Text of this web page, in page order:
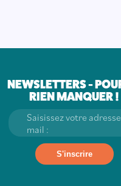
NEWSLETTERS -
RIEN MANQUER !